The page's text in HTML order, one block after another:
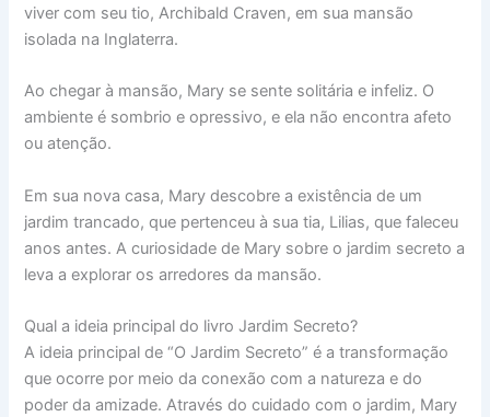
viver com seu tio, Archibald Craven, em sua mansão
isolada na Inglaterra.
Ao chegar à mansão, Mary se sente solitária e infeliz. O
ambiente é sombrio e opressivo, e ela não encontra afeto
ou atenção.
Em sua nova casa, Mary descobre a existência de um
jardim trancado, que pertenceu à sua tia, Lilias, que faleceu
anos antes. A curiosidade de Mary sobre o jardim secreto a
leva a explorar os arredores da mansão.
Qual a ideia principal do livro Jardim Secreto?
A ideia principal de “O Jardim Secreto” é a transformação
que ocorre por meio da conexão com a natureza e do
poder da amizade. Através do cuidado com o jardim, Mary